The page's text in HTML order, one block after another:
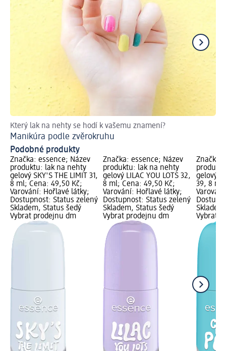
Který lak na nehty se hodí k vašemu znamení?
Manikúra podle zvěrokruhu
Podobné produkty
Značka: essence; Název
produktu: lak na nehty
gelový SKY'S THE LIMIT 31,
8 ml; Cena: 49,50 Kč;
Varování: Hořlavé látky;
Dostupnost: Status zelený
Skladem, Status šedý
Vybrat prodejnu dm
Značka: essence; Název
produktu: lak na nehty
gelový LILAC YOU LOTS 32,
8 ml; Cena: 49,50 Kč;
Varování: Hořlavé látky;
Dostupnost: Status zelený
Skladem, Status šedý
Vybrat prodejnu dm
Značka:
gelový
39, 8
Vybrat